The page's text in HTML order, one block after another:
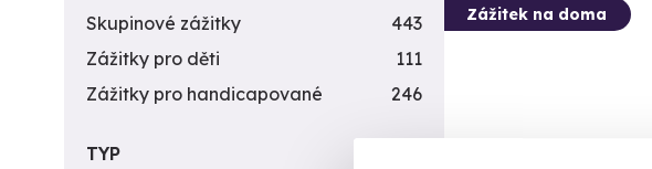
Zážitek na doma
Skupinové zážitky
443
Zážitky pro děti
111
Zážitky pro handicapované
246
TYP